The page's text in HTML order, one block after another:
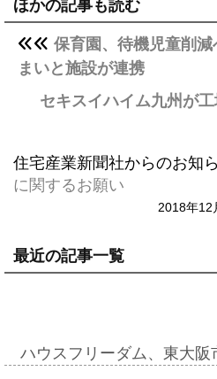
ほかの記事も読む
保育園、待機児童削
まいと施設が連携
セキスイハイム九州が
住宅産業新聞社からのお知ら
に関するお願い
2018年12
最近の記事一覧
ハウスフリーダム、東大